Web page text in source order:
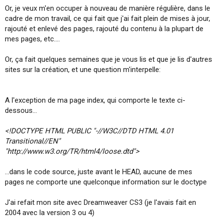
u
s
s
i
o
Or, je veux m'en occuper à nouveau de manière régulière, dans le
cadre de mon travail, ce qui fait que j'ai fait plein de mises à jour,
rajouté et enlevé des pages, rajouté du contenu à la plupart de
mes pages, etc....
Or, ça fait quelques semaines que je vous lis et que je lis d'autres
sites sur la création, et une question m'interpelle:
A l'exception de ma page index, qui comporte le texte ci-
dessous...
<!DOCTYPE HTML PUBLIC "-//W3C//DTD HTML 4.01
Transitional//EN"
"http://www.w3.org/TR/html4/loose.dtd">
...dans le code source, juste avant le HEAD, aucune de mes
pages ne comporte une quelconque information sur le doctype
J'ai refait mon site avec Dreamweaver CS3 (je l'avais fait en
2004 avec la version 3 ou 4)